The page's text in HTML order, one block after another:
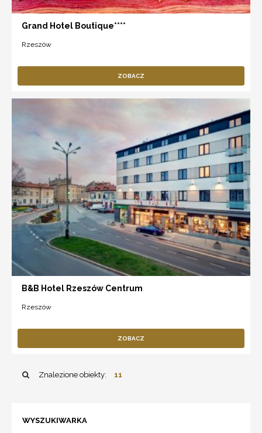
Grand Hotel Boutique****
Rzeszów
ZOBACZ
B&B Hotel Rzeszów Centrum
Rzeszów
ZOBACZ
Znalezione obiekty: 11
WYSZUKIWARKA